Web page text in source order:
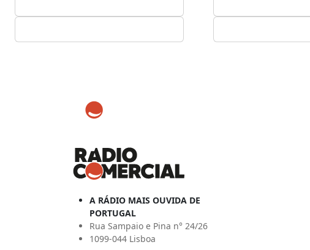
A RÁDIO MAIS OUVIDA DE
PORTUGAL
Rua Sampaio e Pina n° 24/26
1099-044 Lisboa